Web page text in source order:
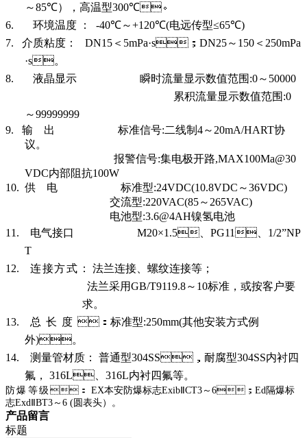
～85℃），高温型300℃。
6.
环境温度 ： -40℃～+120℃(电远传型≤65℃)
7.
介质粘度： DN15 ＜ 5mPa·s； DN25～ 150 ＜ 250mPa
·s。
8.
液晶显示 瞬时流量显示数值范围 :0～ 50000
累积流量显示数值范围 :0
～99999999
9.
输 出 标准信号:二线制 4～ 20mA/HART协
议。
报警信号:集电极开路,MAX100Ma@30
VDC内部阻抗100W
10. 供 电 标准型:24VDC(10.8VDC ～36VDC)
交流型:220VAC(85～ 265VAC)
电池型:3.6@4AH镍氢电池
11.
电气接口 M20×1.5、 PG11、 1/2”NP
T
12.
连接方式 ： 法兰连接、螺纹连接等；
法兰采用GB/T9119.8～ 10标准，或按客户要
求。
13.
总长度 ： 标准型:250mm(其他安装方式例
外)。
14.
测量管材质： 普通型304SS，耐腐型304SS内衬四
氟， 316L、 316L内衬四氟等。
防爆等级：EX本安防爆标志Exib ⅡCT3 ～6；Ed 隔爆标
志Exd BT3 ～ 6 ( 圆表头）。
产品留言
标题